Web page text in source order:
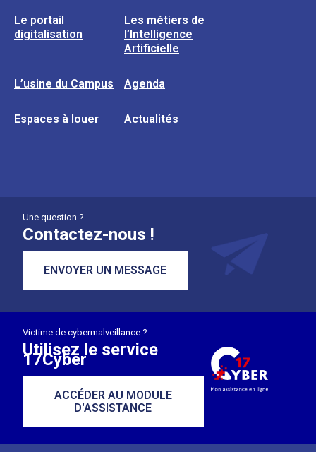
Le portail
digitalisation
Les métiers de
l’Intelligence
Artificielle
L’usine du Campus Agenda
Espaces à louer Actualités
Une question ?
Contactez-nous !
ENVOYER UN MESSAGE
Victime de cybermalveillance ?
Utilisez le service
17Cyber
ACCÉDER AU MODULE
D'ASSISTANCE